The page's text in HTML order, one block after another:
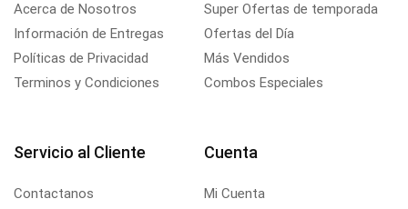
Acerca de Nosotros
Información de Entregas
Políticas de Privacidad
Terminos y Condiciones
Super Ofertas de temporada
Ofertas del Día
Más Vendidos
Combos Especiales
Servicio al Cliente
Contactanos
Cuenta
Mi Cuenta